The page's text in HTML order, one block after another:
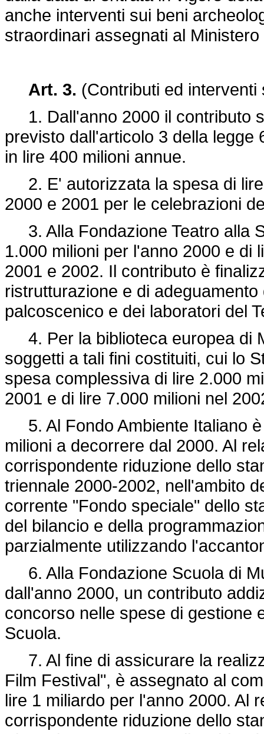
anche interventi sui beni
straordinari assegnati al
Art. 3. (Contributi ed interventi
1. Dall'anno 2000 il contributo
previsto dall'articolo 3 della legge
in lire 400 milioni annue.
2. E' autorizzata la spesa di
2000 e 2001 per le celebrazioni
3. Alla Fondazione Teatro alla
1.000 milioni per l'anno 2000 e di
2001 e 2002. Il contributo è
ristrutturazione e di
palcoscenico e dei laboratori del
4. Per la biblioteca europea di
soggetti a tali fini costituiti, cui lo
spesa complessiva di lire 2.000
2001 e di lire 7.000 milioni nel
5. Al Fondo Ambiente Italiano
milioni a decorrere dal 2000. Al
corrispondente riduzione dello
triennale 2000-2002, nell'ambito
corrente "Fondo speciale" dello
del bilancio e della
parzialmente utilizzando
6. Alla Fondazione Scuola di
dall'anno 2000, un contributo
concorso nelle spese di gestione
Scuola.
7. Al fine di assicurare la
Film Festival", è assegnato al
lire 1 miliardo per l'anno 2000. Al
corrispondente riduzione dello